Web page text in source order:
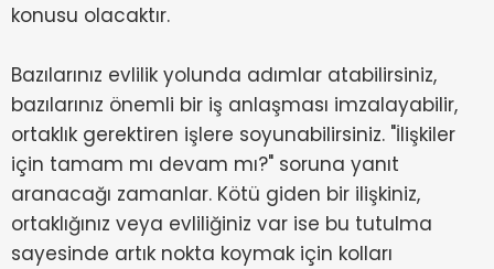
konusu olacaktır.
Bazılarınız evlilik yolunda adımlar atabilirsiniz,
bazılarınız önemli bir iş anlaşması imzalayabilir,
ortaklık gerektiren işlere soyunabilirsiniz. "İlişkiler
için tamam mı devam mı?" soruna yanıt
aranacağı zamanlar. Kötü giden bir ilişkiniz,
ortaklığınız veya evliliğiniz var ise bu tutulma
sayesinde artık nokta koymak için kolları